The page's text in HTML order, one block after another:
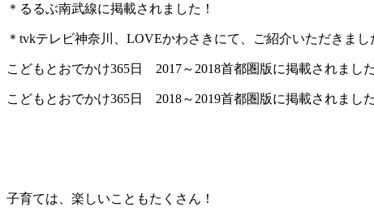
＊るるぶ南武線に掲載されました！
＊tvkテレビ神奈川、LOVEかわさきにて、ご紹介いただきま
こどもとおでかけ365日 2017～2018首都圏版に掲載されました
こどもとおでかけ365日 2018～2019首都圏版に掲載されました
子育ては、楽しいこともたくさん！